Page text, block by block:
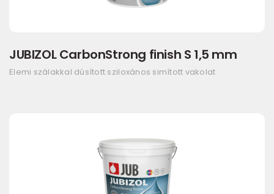
JUBIZOL CarbonStrong finish S 1,5 mm
Elemi szálakkal dúsított sziloxános simított vakolat